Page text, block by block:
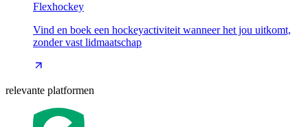
Flexhockey
Vind en boek een hockeyactiviteit wanneer het jou uitkomt,
zonder vast lidmaatschap
relevante platformen